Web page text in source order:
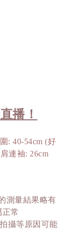
播！
: 40-54cm (好
連袖: 26cm
測量結果略有
常
攝等原因可能